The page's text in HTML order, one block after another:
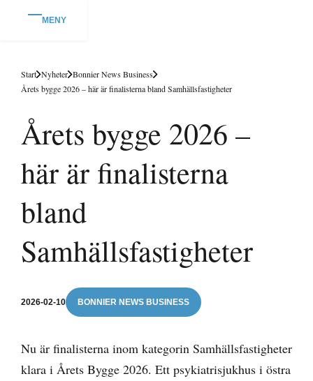
MENY
Start Nyheter Bonnier News Business
Årets bygge 2026 – här är finalisterna bland Samhällsfastigheter
Årets bygge 2026 –
här är finalisterna
bland
Samhällsfastigheter
2026-02-10 BONNIER NEWS BUSINESS
Nu är finalisterna inom kategorin Samhällsfastigheter
klara i Årets Bygge 2026. Ett psykiatrisjukhus i östra